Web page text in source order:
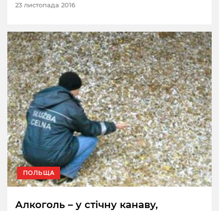
23 листопада 2016
ПОЛЬЩА
Алкоголь – у стічну канаву,